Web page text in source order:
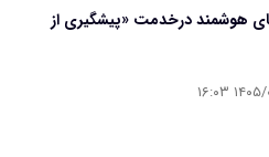
هوشمند درخدمت «پیشگیری از
۱۶:۰۳